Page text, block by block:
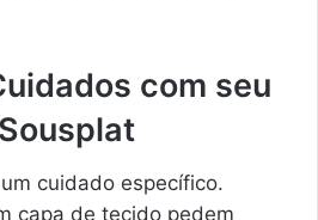
com seu
cuidado específico.
capa de tecido pedem